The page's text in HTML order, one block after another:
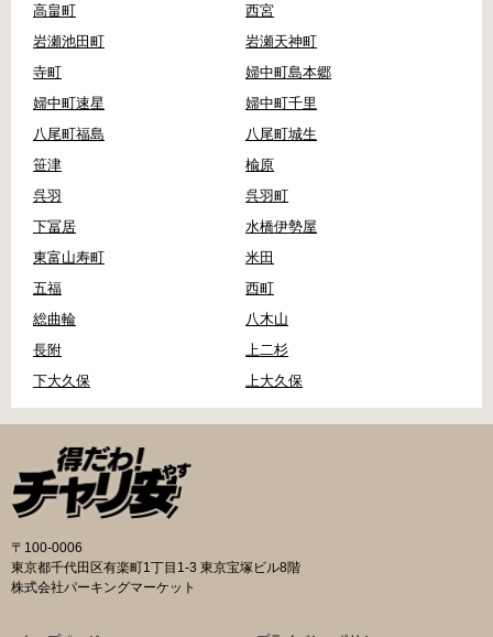
高畠町
西宮
岩瀬池田町
岩瀬天神町
寺町
婦中町島本郷
婦中町速星
婦中町千里
八尾町福島
八尾町城生
笹津
楡原
呉羽
呉羽町
下冨居
水橋伊勢屋
東富山寿町
米田
五福
西町
総曲輪
八木山
長附
上二杉
下大久保
上大久保
〒100-0006
東京都千代田区有楽町1丁目1-3 東京宝塚ビル8階
株式会社パーキングマーケット